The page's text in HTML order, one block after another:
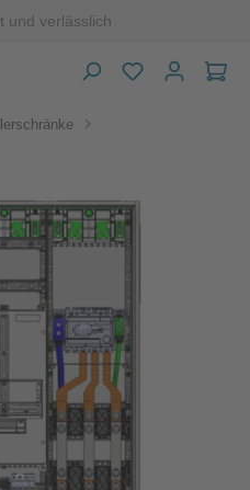
und verlässlich